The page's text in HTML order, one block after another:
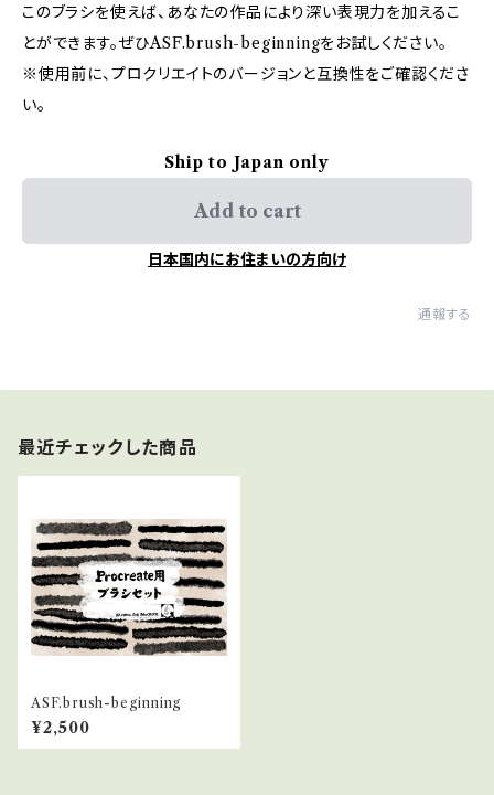
このブラシを使えば、あなたの作品により深い表現力を加えるこ
とができます。ぜひASF.brush-beginningをお試しください。
※使用前に、プロクリエイトのバージョンと互換性をご確認くださ
い。
Ship to Japan only
Add to cart
日本国内にお住まいの方向け
通報する
最近チェックした商品
ASF.brush-beginning
¥2,500